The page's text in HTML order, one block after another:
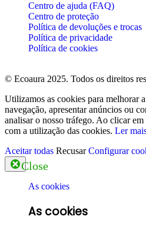
Centro de ajuda (FAQ)
Centro de proteção
Política de devoluções e trocas
Política de privacidade
Política de cookies
© Ecoaura 2025. Todos os direitos
Utilizamos as cookies para melhorar
navegação, apresentar anúncios ou
analisar o nosso tráfego. Ao clicar
com a utilização das cookies. Ler
Aceitar todas Recusar Configurar
Close
As cookies
As cookies